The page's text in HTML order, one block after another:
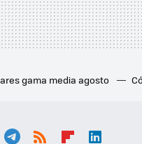
gama media agosto